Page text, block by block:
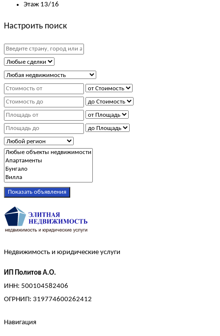
Этаж 13/16
Настроить поиск
Показать объявления
Недвижимость и юридические услуги
ИП Политов А.О.
ИНН: 500104582406
ОГРНИП: 319774600262412
Навигация